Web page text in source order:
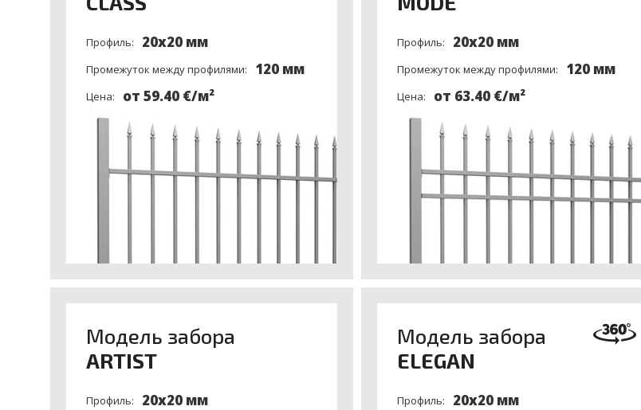
Профиль: 20x20 мм
Промежуток между профилями: 120 мм
Цена: от 59.40 €/м²
Профиль: 20x20 мм
Промежуток между профилями: 120 мм
Цена: от 63.40 €/м²
Модель забора
ARTIST
Профиль: 20x20 мм
Модель забора
ELEGAN
Профиль: 20x20 мм